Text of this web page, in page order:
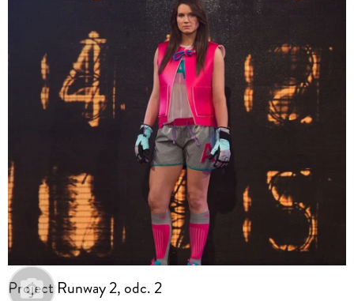
Project Runway 2, odc. 2